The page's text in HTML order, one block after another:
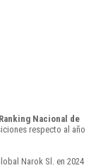
Ranking Nacional de
respecto al año
Narok Sl. en 2024